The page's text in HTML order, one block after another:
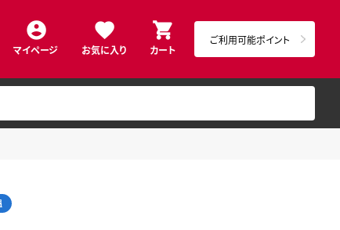
マイページ お気に入り カート
ご利用可能ポイント